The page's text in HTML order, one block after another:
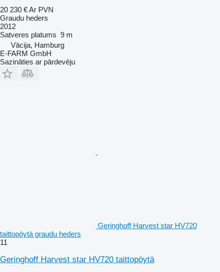
20 230 €Ar PVN
Graudu heders
2012
Satveres platums 9 m
Vācija, Hamburg
E-FARM GmbH
Sazināties ar pārdevēju
Geringhoff Harvest star HV720
taittopöytä graudu heders
11
Geringhoff Harvest star HV720 taittopöytä